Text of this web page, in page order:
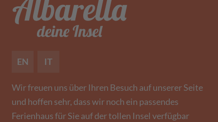
EN IT
Wir freuen uns über Ihren Besuch auf unserer Seite
und hoffen sehr, dass wir noch ein passendes
Ferienhaus für Sie auf der tollen Insel verfügbar